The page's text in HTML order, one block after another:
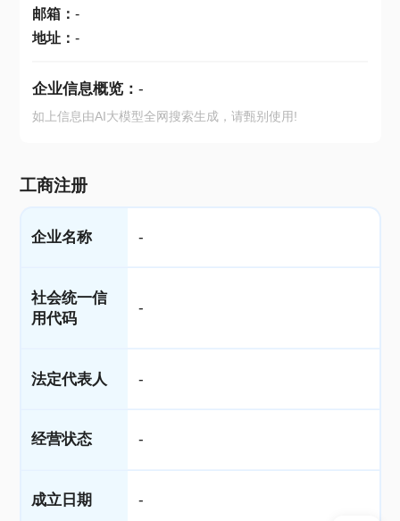
邮箱： -
地址： -
企业信息概览： -
如上信息由AI大模型全网搜索生成，请甄别使用!
工商注册
企业名称 -
社会统一信
用代码
-
法定代表人 -
经营状态 -
成立日期 -